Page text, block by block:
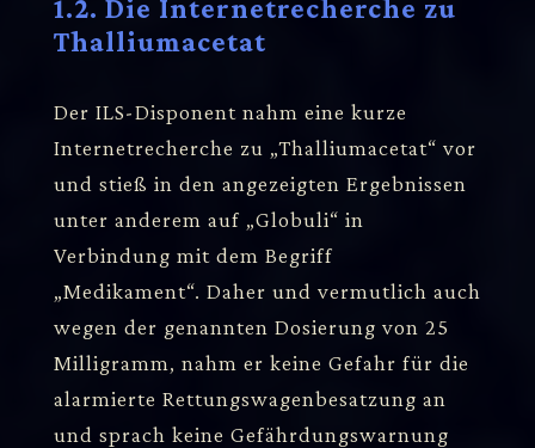
1.2. Die Internetrecherche zu
Thalliumacetat
Der ILS-Disponent nahm eine kurze
Internetrecherche zu „Thalliumacetat“ vor
und stieß in den angezeigten Ergebnissen
unter anderem auf „Globuli“ in
Verbindung mit dem Begriff
„Medikament“. Daher und vermutlich auch
wegen der genannten Dosierung von 25
Milligramm, nahm er keine Gefahr für die
alarmierte Rettungswagenbesatzung an
und sprach keine Gefährdungswarnung